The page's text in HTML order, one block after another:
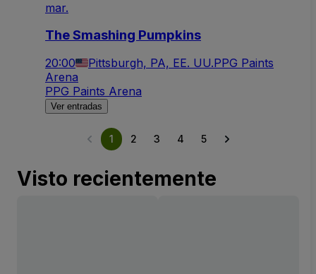
mar.
The Smashing Pumpkins
20:00 Pittsburgh, PA, EE. UU.PPG Paints
Arena
PPG Paints Arena
Ver entradas
1 2 3 4 5
Visto recientemente